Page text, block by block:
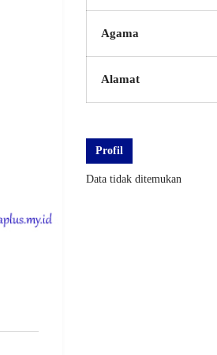
Agama
Alamat
Profil
Data tidak ditemukan